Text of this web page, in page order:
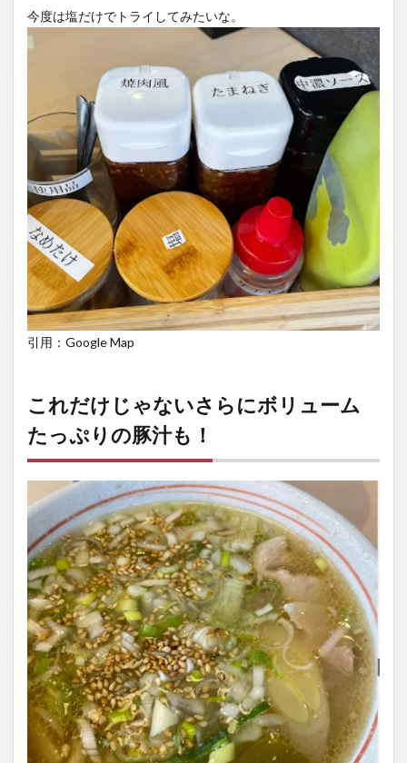
今度は塩だけでトライしてみたいな。
引用：Google Map
これだけじゃないさらにボリューム
たっぷりの豚汁も！